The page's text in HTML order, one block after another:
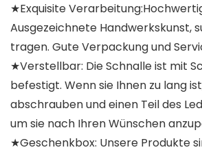
★Exquisite
Ausgezeichnete Handwerkskunst,
tragen. Gute Verpackung und
★Verstellbar: Die Schnalle ist mit
befestigt. Wenn sie Ihnen zu lang
abschrauben und einen Teil des
um sie nach Ihren Wünschen
★Geschenkbox: Unsere Produkte